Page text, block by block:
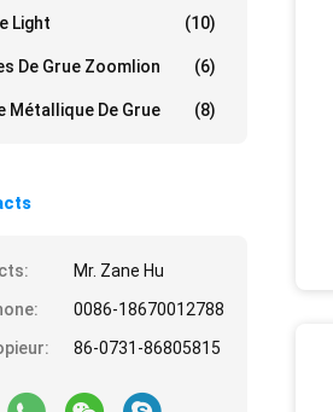
Light (10)
De Grue Zoomlion (6)
Métallique De Grue (8)
Mr. Zane Hu
0086-18670012788
86-0731-86805815